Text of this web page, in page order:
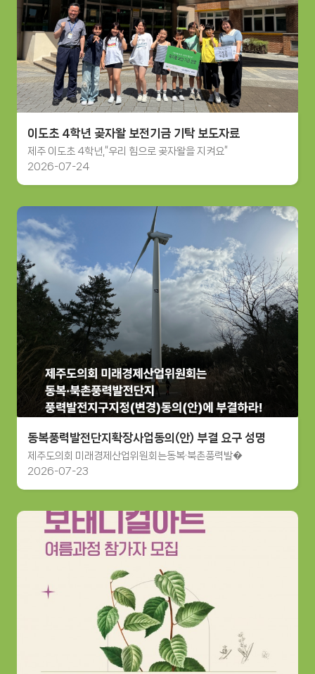
이도초 4학년 곶자왈 보전기금 기탁 보도자료
제주 이도초 4학년,“우리 힘으로 곶자왈을 지켜요”
2026-07-24
동복풍력발전단지확장사업동의(안) 부결 요구 성명
제주도의회 미래경제산업위원회는동복·북촌풍력발�
2026-07-23